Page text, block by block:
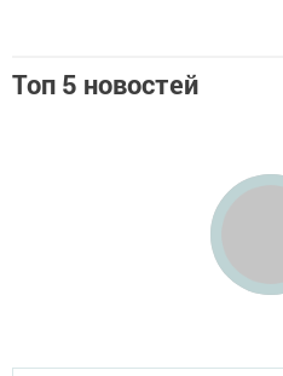
Топ 5 новостей